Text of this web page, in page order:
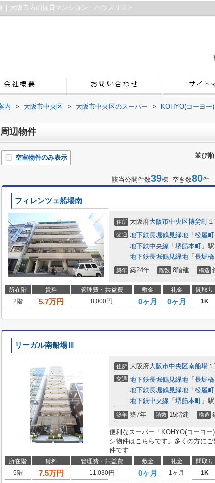
大阪市内の賃貸マンション｜ハウスリスト
内 > 大阪市中央区 > 大阪市中央区のスーパー > KOHYO(コーヨー
辺物件
並び順
空室物件のみ表示
該当公開件数39棟 空き数80件
フィレンツェ船場南
住所 大阪府大阪市中央区博労町
交通 地下鉄長堀鶴見緑地 「 松屋町
地下鉄中央線 「 堺筋本町 」
地下鉄長堀鶴見緑地 「 長堀橋
築年 築24年 階数 8階建 構造
所在階 賃料 管理費・共益費 敷金 礼金 間取り
2階
5.7万円 8,000円 0ヶ月 0ヶ月 1K
リーガル南船場Ⅲ
住所 大阪府大阪市中央区南船場
交通 地下鉄長堀鶴見緑地 「 長堀橋
地下鉄長堀鶴見緑地 「 松屋町
地下鉄中央線 「 堺筋本町 」
築年 築7年 階数 15階建 構造
便利なスーパー「KOHYO(コーヨ
シ物件はこちらです。多くの方に
件です...
所在階 賃料 管理費・共益費 敷金 礼金 間取り
5階
7.5万円 11,030円 0ヶ月 1ヶ月 1K